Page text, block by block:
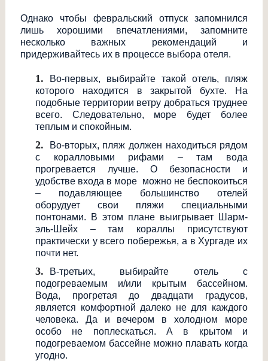
Однако чтобы февральский отпуск запомнился
лишь хорошими впечатлениями, запомните
несколько важных рекомендаций и
придерживайтесь их в процессе выбора отеля.
Во-первых, выбирайте такой отель, пляж
которого находится в закрытой бухте. На
подобные территории ветру добраться труднее
всего. Следовательно, море будет более
теплым и спокойным.
Во-вторых, пляж должен находиться рядом
с коралловыми рифами – там вода
прогревается лучше. О безопасности и
удобстве входа в море можно не беспокоиться
– подавляющее большинство отелей
оборудует свои пляжи специальными
понтонами. В этом плане выигрывает Шарм-
эль-Шейх – там кораллы присутствуют
практически у всего побережья, а в Хургаде их
почти нет.
В-третьих, выбирайте отель с
подогреваемым и/или крытым бассейном.
Вода, прогретая до двадцати градусов,
является комфортной далеко не для каждого
человека. Да и вечером в холодном море
особо не поплескаться. А в крытом и
подогреваемом бассейне можно плавать когда
угодно.